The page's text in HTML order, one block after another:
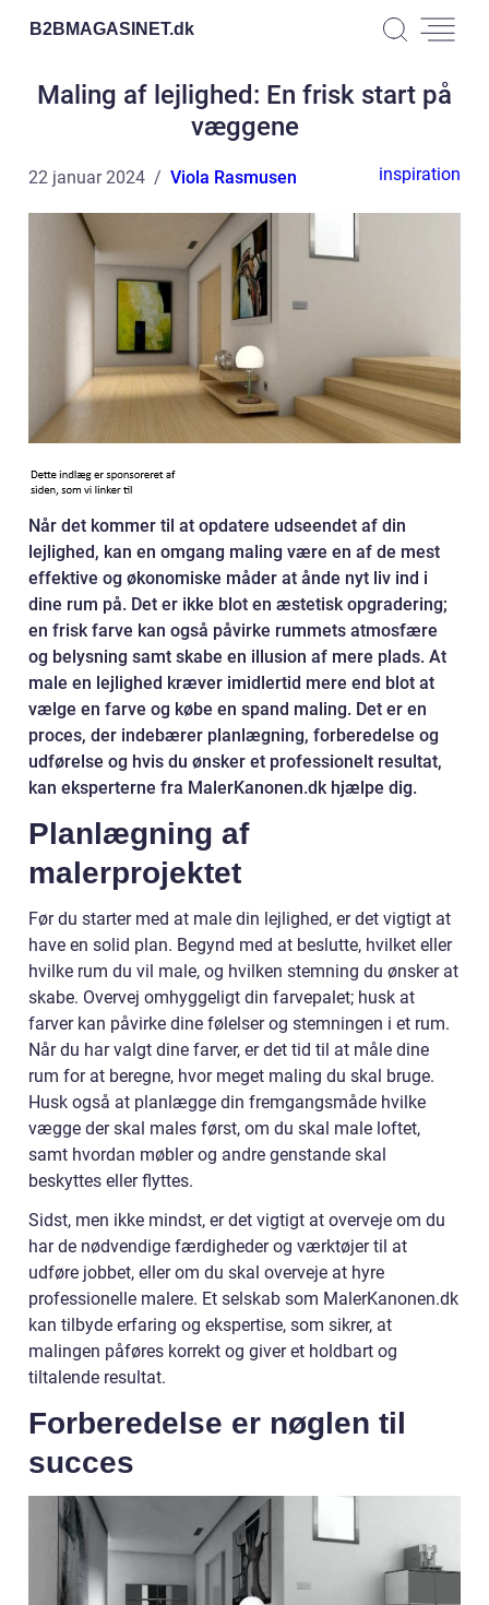
B2BMAGASINET.dk
Maling af lejlighed: En frisk start på
væggene
22 januar 2024 Viola Rasmusen inspiration
Når det kommer til at opdatere udseendet af din
lejlighed, kan en omgang maling være en af de mest
effektive og økonomiske måder at ånde nyt liv ind i
dine rum på. Det er ikke blot en æstetisk opgradering;
en frisk farve kan også påvirke rummets atmosfære
og belysning samt skabe en illusion af mere plads. At
male en lejlighed kræver imidlertid mere end blot at
vælge en farve og købe en spand maling. Det er en
proces, der indebærer planlægning, forberedelse og
udførelse og hvis du ønsker et professionelt resultat,
kan eksperterne fra MalerKanonen.dk hjælpe dig.
Planlægning af
malerprojektet
Før du starter med at male din lejlighed, er det vigtigt at
have en solid plan. Begynd med at beslutte, hvilket eller
hvilke rum du vil male, og hvilken stemning du ønsker at
skabe. Overvej omhyggeligt din farvepalet; husk at
farver kan påvirke dine følelser og stemningen i et rum.
Når du har valgt dine farver, er det tid til at måle dine
rum for at beregne, hvor meget maling du skal bruge.
Husk også at planlægge din fremgangsmåde hvilke
vægge der skal males først, om du skal male loftet,
samt hvordan møbler og andre genstande skal
beskyttes eller flyttes.
Sidst, men ikke mindst, er det vigtigt at overveje om du
har de nødvendige færdigheder og værktøjer til at
udføre jobbet, eller om du skal overveje at hyre
professionelle malere. Et selskab som MalerKanonen.dk
kan tilbyde erfaring og ekspertise, som sikrer, at
malingen påføres korrekt og giver et holdbart og
tiltalende resultat.
Forberedelse er nøglen til
succes